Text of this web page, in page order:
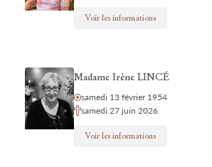
Voir les informations
Madame Irène LINCÉ
samedi 13 février 1954
samedi 27 juin 2026
Voir les informations